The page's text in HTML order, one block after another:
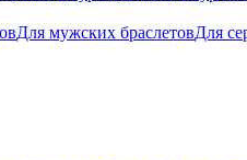
Для мужских браслетовДля